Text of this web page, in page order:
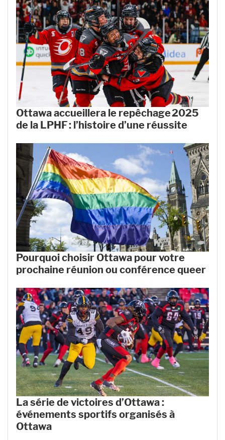
Ottawa accueillera le repêchage 2025
de la LPHF : l’histoire d’une réussite
Pourquoi choisir Ottawa pour votre
prochaine réunion ou conférence queer
La série de victoires d’Ottawa :
événements sportifs organisés à
Ottawa